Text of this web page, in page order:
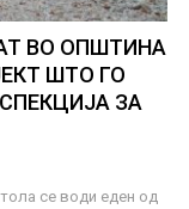
ВО ОПШТИНА
ШТО ГО
ЗА
се води еден од